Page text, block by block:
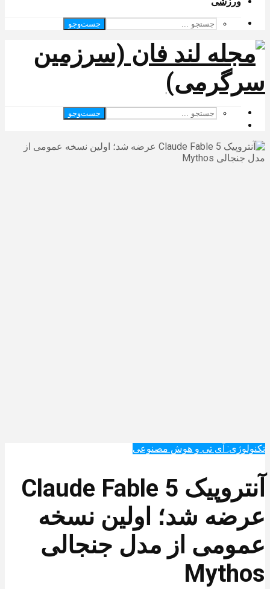
جست‌وجو
جست‌وجو
تکنولوژی: آی تی و هوش مصنوعی
آنتروپیک Claude Fable 5
عرضه شد؛ اولین نسخه
عمومی از مدل جنجالی
Mythos